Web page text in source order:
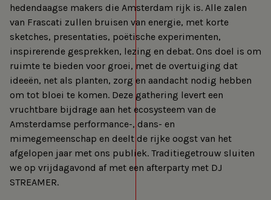
hedendaagse makers die Amsterdam rijk is. Alle zalen
van Frascati zullen bruisen van energie, met korte
sketches, presentaties, poëtische experimenten,
inspirerende gesprekken, lezing en debat. Ons doel is om
ruimte te bieden voor groei, met de overtuiging dat
ideeën, net als planten, zorg en aandacht nodig hebben
om tot bloei te komen. Deze gathering levert een
vruchtbare bijdrage aan het ecosysteem van de
Amsterdamse performance-, dans- en
mimegemeenschap en deelt de rijke oogst van het
afgelopen jaar met ons publiek. Traditiegetrouw sluiten
we op vrijdagavond af met een afterparty met DJ
STREAMER.